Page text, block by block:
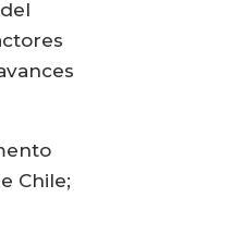
Chile;